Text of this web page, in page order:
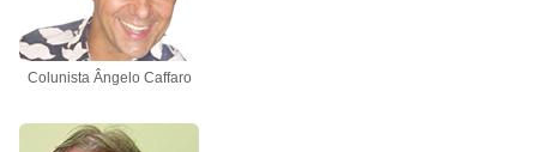
Colunista Ângelo Caffaro